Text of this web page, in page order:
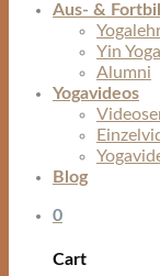
Aus- &
Yin
Alumni
Yogavideos
Blog
0
Cart